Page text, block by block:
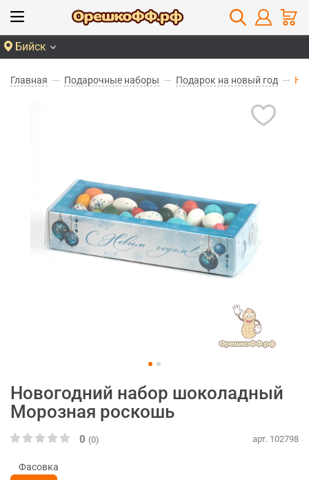
Бийск
Главная Подарочные наборы Подарок на новый год
Новогодний набор шоколадный
Морозная роскошь
0 (0) арт. 102798
Фасовка